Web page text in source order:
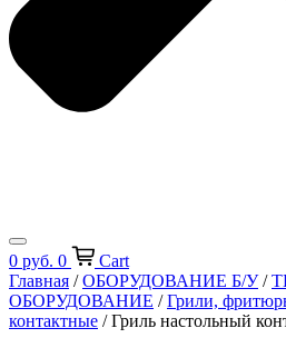
0 руб. 0
Cart
Главная /ОБОРУДОВАНИЕ Б/У/
ОБОРУДОВАНИЕ /Грили,
контактные / Гриль настольный